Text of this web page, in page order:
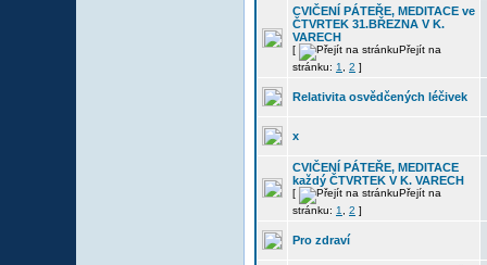
CVIČENÍ PÁTEŘE, MEDITACE ve
ČTVRTEK 31.BŘEZNA V K.
VARECH
[
Přejít na
stránku: 1 2 ]
Relativita osvědčených léčivek
x
CVIČENÍ PÁTEŘE, MEDITACE
každý ČTVRTEK V K. VARECH
[
Přejít na
stránku: 1 2 ]
Pro zdraví